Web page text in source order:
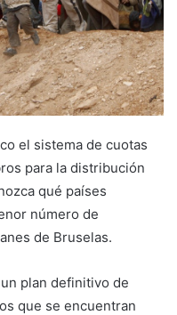
el sistema de cuotas
para la distribución
qué países
número de
de Bruselas.
plan definitivo de
que se encuentran